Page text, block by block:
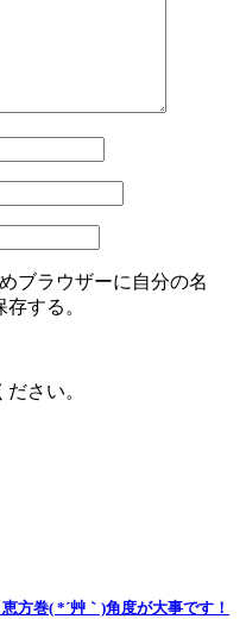
ブラウザーに自分の名
する。
さい。
巻( *´艸｀)角度が大事です！